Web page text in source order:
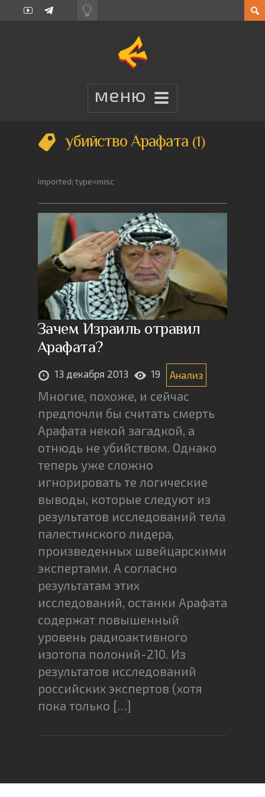
убийство Арафата 1
imported; type=misc
Зачем Израиль отравил
Арафата?
13 декабря 2013 19 Анализ
Многие, похоже, и сейчас
предпочли бы считать смерть
Арафата некой загадкой, а
отнюдь не убийством. Однако
теперь уже сложно
игнорировать те логические
выводы, которые следуют из
результатов исследований тела
палестинского лидера,
произведенных швейцарскими
экспертами. А согласно
результатам этих
исследований, останки Арафата
содержат повышенный
уровень радиоактивного
изотопа полоний-210. Из
результатов исследований
российских экспертов (хотя
пока только […]